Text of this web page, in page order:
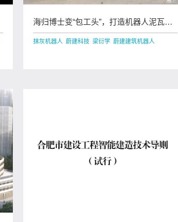
海归博士变“包工头”，打造机器人泥瓦
匠，中东富豪买单
抹灰机器人 蔚建科技 梁衍学 蔚建建筑机器人